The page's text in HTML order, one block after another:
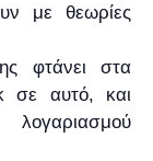
με θεωρίες
φτάνει στα
σε αυτό, και